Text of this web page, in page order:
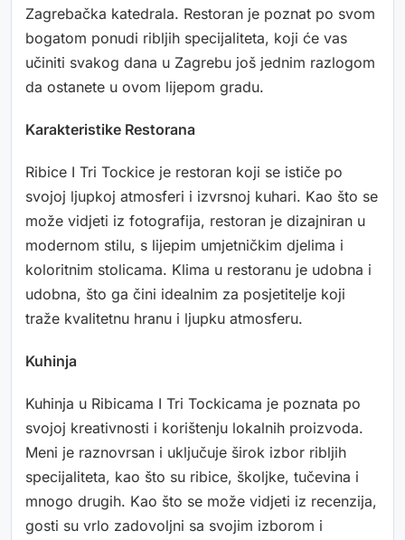
Zagrebačka katedrala. Restoran je poznat po svom
bogatom ponudi ribljih specijaliteta, koji će vas
učiniti svakog dana u Zagrebu još jednim razlogom
da ostanete u ovom lijepom gradu.
Karakteristike Restorana
Ribice I Tri Tockice je restoran koji se ističe po
svojoj ljupkoj atmosferi i izvrsnoj kuhari. Kao što se
može vidjeti iz fotografija, restoran je dizajniran u
modernom stilu, s lijepim umjetničkim djelima i
koloritnim stolicama. Klima u restoranu je udobna i
udobna, što ga čini idealnim za posjetitelje koji
traže kvalitetnu hranu i ljupku atmosferu.
Kuhinja
Kuhinja u Ribicama I Tri Tockicama je poznata po
svojoj kreativnosti i korištenju lokalnih proizvoda.
Meni je raznovrsan i uključuje širok izbor ribljih
specijaliteta, kao što su ribice, školjke, tučevina i
mnogo drugih. Kao što se može vidjeti iz recenzija,
gosti su vrlo zadovoljni sa svojim izborom i